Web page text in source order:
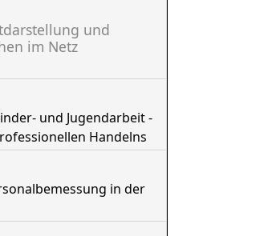
und
im Netz
und Jugendarbeit -
Handelns
in der